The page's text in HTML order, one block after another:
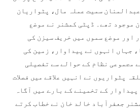
سمیت عملہ مال، پٹواریان
موجود تھے۔ ڈپٹی کمشنر نے موضع
اور موضع سموں میں خریف سیزن کی
جہاں انہوں نے پیداوار، زمین کی
مجموعی نظام کے حوالے سے تفصیلی
پٹواریوں نے انہیں علاقے میں فصلات
کے تخمینے کے بارے میں آگاہ
جعفرآباد خالد خان نے خطاب کرتے